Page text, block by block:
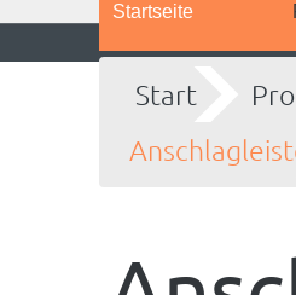
Startseite
Start